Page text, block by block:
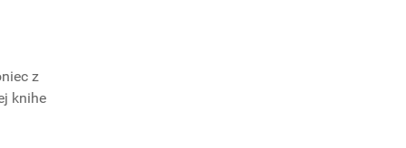
z
knihe